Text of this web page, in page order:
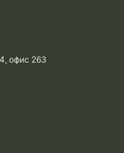
офис 263